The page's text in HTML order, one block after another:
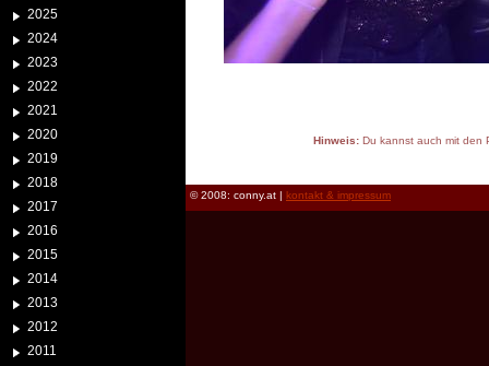
2025
2024
2023
2022
2021
2020
2019
2018
2017
2016
2015
2014
2013
2012
2011
Hinweis:Du kannst auch mit den
© 2008: conny.at | kontakt & impressum